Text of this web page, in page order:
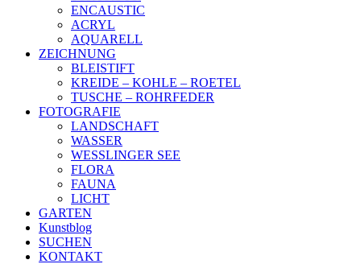
ENCAUSTIC
ACRYL
AQUARELL
ZEICHNUNG
BLEISTIFT
KREIDE – KOHLE – ROETEL
TUSCHE – ROHRFEDER
FOTOGRAFIE
LANDSCHAFT
WASSER
WESSLINGER SEE
FLORA
FAUNA
LICHT
GARTEN
Kunstblog
SUCHEN
KONTAKT